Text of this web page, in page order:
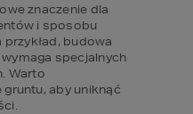
znaczenie dla
i sposobu
przykład, budowa
specjalnych
Warto
aby uniknąć